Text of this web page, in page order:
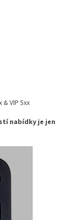
& VIP 5xx
nabídky je jen